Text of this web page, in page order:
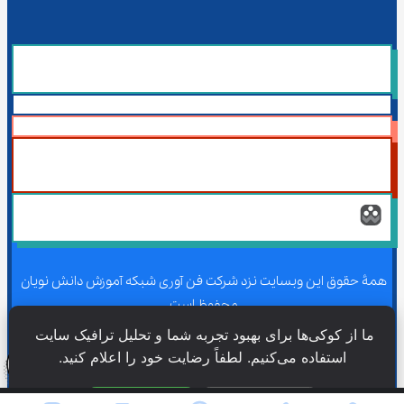
همۀ حقوق این وبسایت نزد شرکت فن آوری شبکه آموزش دانش نویان
محفوظ است.
محفوظ است.
ما از کوکی‌ها برای بهبود تجربه شما و تحلیل ترافیک سایت
استفاده می‌کنیم. لطفاً رضایت خود را اعلام کنید.